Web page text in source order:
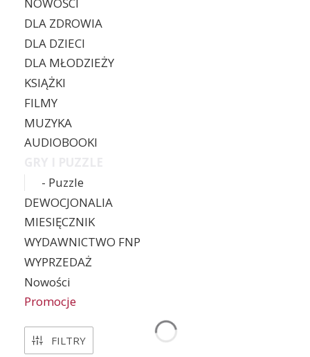
DLA ZDROWIA
DLA DZIECI
DLA MŁODZIEŻY
KSIĄŻKI
FILMY
MUZYKA
AUDIOBOOKI
- Puzzle
DEWOCJONALIA
MIESIĘCZNIK
WYDAWNICTWO FNP
WYPRZEDAŻ
Nowości
Promocje
FILTRY